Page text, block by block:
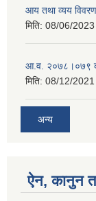
आय तथा व्यय
मिति: 08/06/
आ.व. २०७८।०७९
मिति: 08/12/
अन्य
ऐन, कानुन